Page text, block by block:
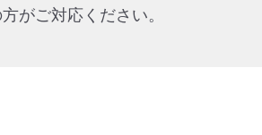
がご対応ください。